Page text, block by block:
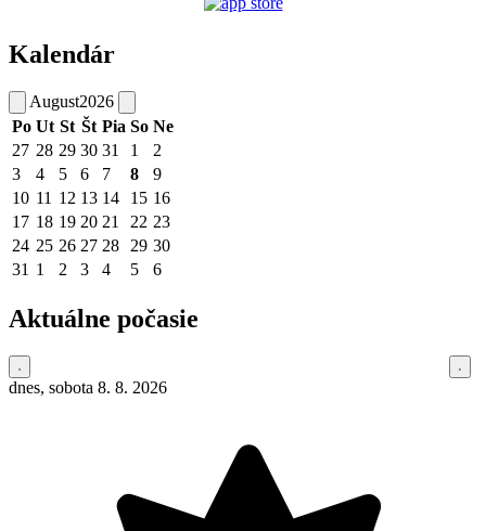
Kalendár
August2026
Po Ut St Št Pia So Ne
27 28 29 30 31 1
2
3
4 5 6 7 8
9
10 11 12 13 14 15 16
17 18 19 20 21 22 23
24 25 26 27 28 29 30
31 1 2 3 4 5 6
Aktuálne počasie
dnes, sobota 8. 8. 2026